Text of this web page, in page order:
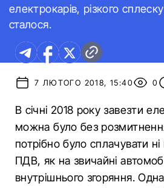
електрокарів, різкого
сталося.
7 ЛЮТОГО 2018, 15:40 0
В січні 2018 року завезти
можна було без
потрібно було сплачувати ні
ПДВ, як на звичайні
внутрішнього згоряння.